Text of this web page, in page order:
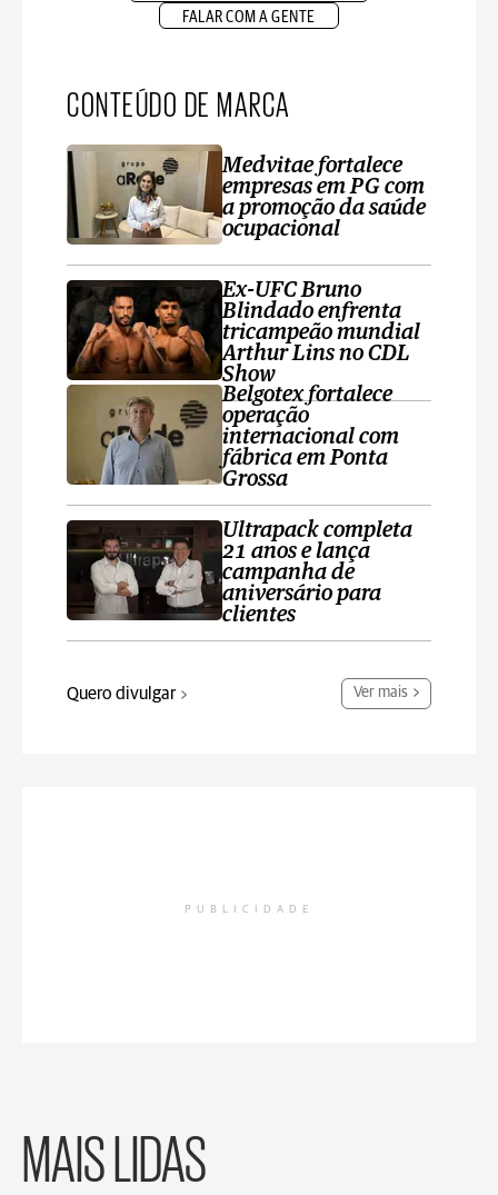
FALAR COM A GENTE
CONTEÚDO DE MARCA
Medvitae fortalece
empresas em PG com
a promoção da saúde
ocupacional
Ex-UFC Bruno
Blindado enfrenta
tricampeão mundial
Arthur Lins no CDL
Show
Belgotex fortalece
operação
internacional com
fábrica em Ponta
Grossa
Ultrapack completa
21 anos e lança
campanha de
aniversário para
clientes
Quero divulgar Ver mais
PUBLICIDADE
MAIS LIDAS